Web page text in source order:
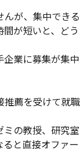
が、集中できる
が短いと、どう
企業に募集が集中
推薦を受けて就職
の教授、研究室
と直接オファー